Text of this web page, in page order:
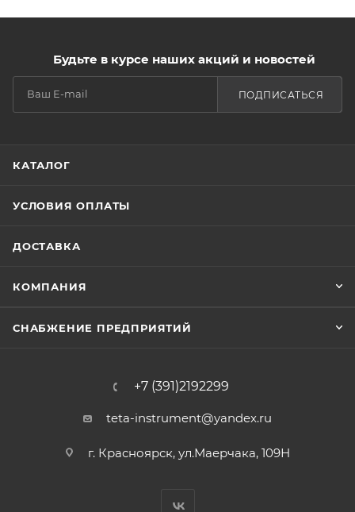
Будьте в курсе наших акций и новостей
ПОДПИСАТЬСЯ
КАТАЛОГ
УСЛОВИЯ ОПЛАТЫ
ДОСТАВКА
КОМПАНИЯ
СНАБЖЕНИЕ ПРЕДПРИЯТИЙ
+7 (391)2192299
teta-instrument@yandex.ru
г. Красноярск, ул.Маерчака, 109Н